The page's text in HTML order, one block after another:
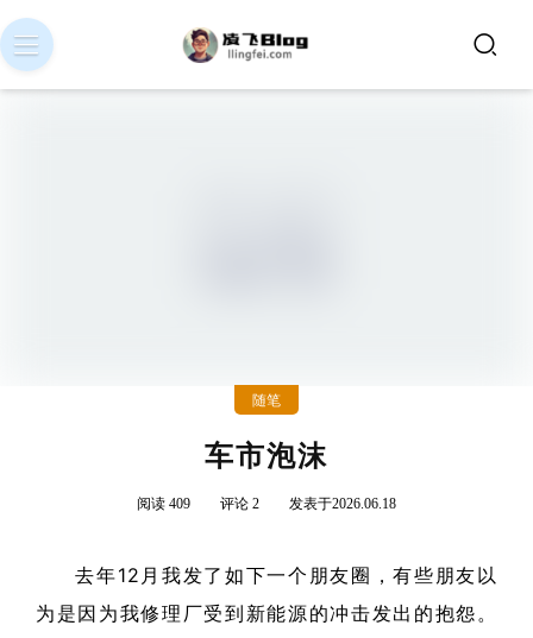
随笔
车市泡沫
阅读 409 评论 2 发表于2026.06.18
去年12月我发了如下一个朋友圈，有些朋友以
为是因为我修理厂受到新能源的冲击发出的抱怨。